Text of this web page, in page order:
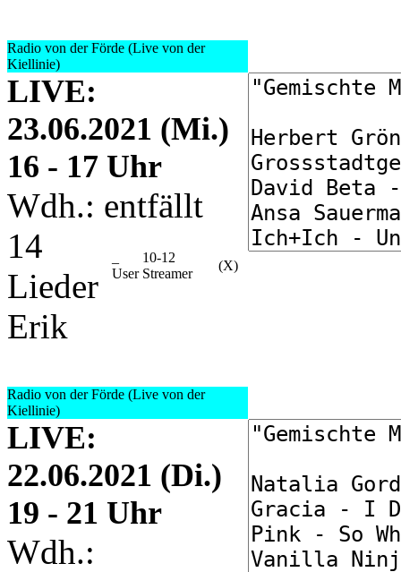
Radio von der Förde (Live von der
Kiellinie)
LIVE:
23.06.2021 (Mi.)
16 - 17 Uhr
Wdh.: entfällt
14
Lieder
User
10-12
Streamer
(X)
Erik
Radio von der Förde (Live von der
Kiellinie)
LIVE:
22.06.2021 (Di.)
19 - 21 Uhr
Wdh.: